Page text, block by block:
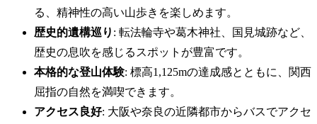
る、精神性の高い山歩きを楽しめます。
歴史的遺構巡り : 転法輪寺や葛木神社、国見城跡など、
歴史の息吹を感じるスポットが豊富です。
本格的な登山体験: 標高1,125mの達成感とともに、関西
屈指の自然を満喫できます。
アクセス良好: 大阪や奈良の近隣都市からバスでアクセ